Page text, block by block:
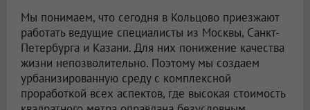
Мы понимаем, что сегодня в Кольцово приезжают
работать ведущие специалисты из Москвы, Санкт-
Петербурга и Казани. Для них понижение качества
жизни непозволительно. Поэтому мы создаем
урбанизированную среду с комплексной
проработкой всех аспектов, где высокая стоимость